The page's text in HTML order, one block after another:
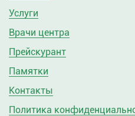
Услуги
Врачи центра
Прейскурант
Памятки
Контакты
Политика